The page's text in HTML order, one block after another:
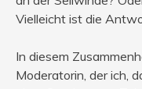
Vielleicht ist die
In diesem
Moderatorin, der ich,